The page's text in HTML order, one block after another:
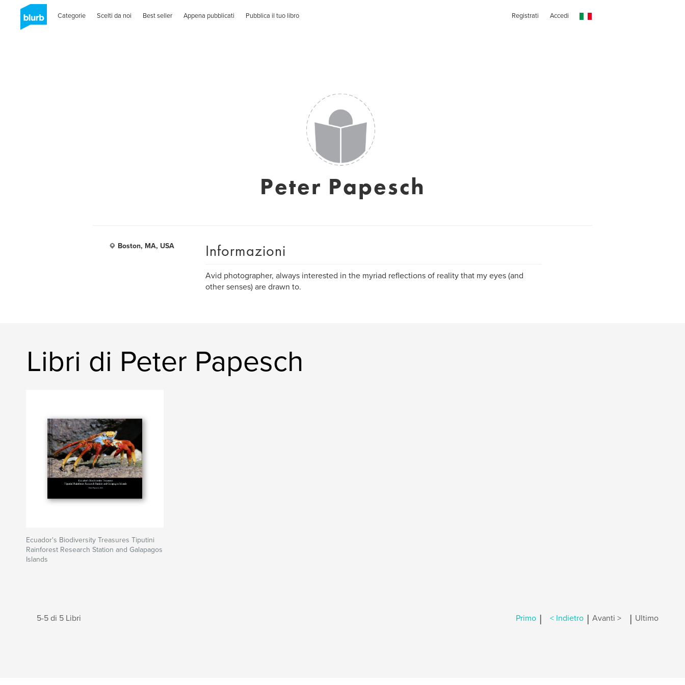
Categorie Scelti da noi Best seller Appena pubblicati Pubblica il tuo libro Registrati Accedi
Peter Papesch
Boston, MA, USA Informazioni
Avid photographer, always interested in the myriad reflections of reality that my eyes (and
other senses) are drawn to.
Libri di Peter Papesch
Ecuador's Biodiversity Treasures Tiputini
Rainforest Research Station and Galapagos
Islands
5-5 di 5 Libri Primo | < Indietro | Avanti > | Ultimo